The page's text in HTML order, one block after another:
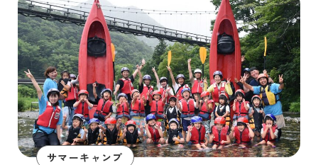
サマーキャンプ